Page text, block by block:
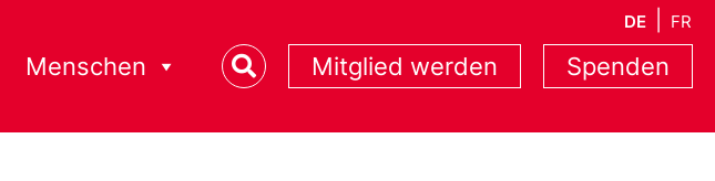
DE FR
Menschen Mitglied werden Spenden